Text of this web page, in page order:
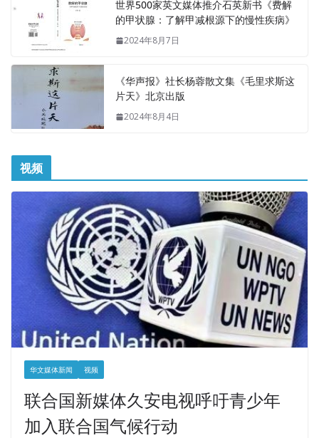
世界500家英文媒体推介石英新书《费解
的甲状腺：了解甲减根源下的慢性疾病》
2024年8月7日
《华声报》社长杨蓉散文集《毛里求斯这
片天》北京出版
2024年8月4日
视频
华文媒体新闻 视频
联合国新媒体久安电视呼吁青少年
加入联合国气候行动